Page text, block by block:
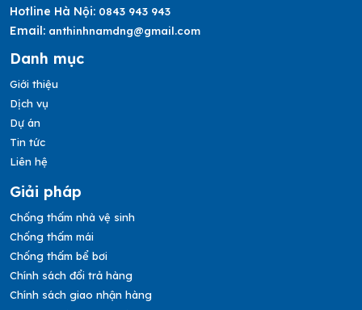
Hotline Hà Nội: 0843 943 943
Email: anthinhnamdng@gmail.com
Danh mục
Giới thiệu
Dịch vụ
Dự án
Tin tức
Liên hệ
Giải pháp
Chống thấm nhà vệ sinh
Chống thấm mái
Chống thấm bể bơi
Chính sách đổi trả hàng
Chính sách giao nhận hàng